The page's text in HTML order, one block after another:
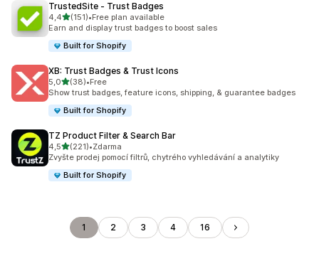
TrustedSite ‑ Trust Badges
4,4z 5 hvězd
(151)
Celkový počet recenzí: 151
•Free plan available
Earn and display trust badges to boost sales
Built for Shopify
XB: Trust Badges & Trust Icons
5,0z 5 hvězd
(38)
Celkový počet recenzí: 38
•Free
Show trust badges, feature icons, shipping, & guarantee badges
Built for Shopify
TZ Product Filter & Search Bar
4,5z 5 hvězd
(221)
Celkový počet recenzí: 221
•Zdarma
Zvyšte prodej pomocí filtrů, chytrého vyhledávání a analytiky
Built for Shopify
1 2 3 4 16